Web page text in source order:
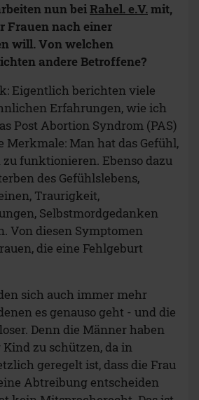
nun beiRahel. e.V.mit,
Frauen nach einer
will. Von welchen
andere Betroffene?
Eigentlich berichten viele
Erfahrungen, wie ich
Post Abortion Syndrom (PAS)
Merkmale: Man hat das Gefühl,
funktionieren. Ebenso dazu
des Gefühlslebens,
Traurigkeit,
Selbstmordgedanken
Von diesen Symptomen
die eine Fehlgeburt
sich auch immer mehr
es genauso geht - und die
Denn die Männer haben
zu schützen, da in
geregelt ist, dass die Frau
Abtreibung entscheiden